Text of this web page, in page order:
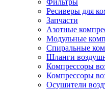
Фильтры
Ресиверы для
Запчасти
Азотные
Модульные
Спиральные
Шланги
Компрессоры
Компрессоры
Осушители